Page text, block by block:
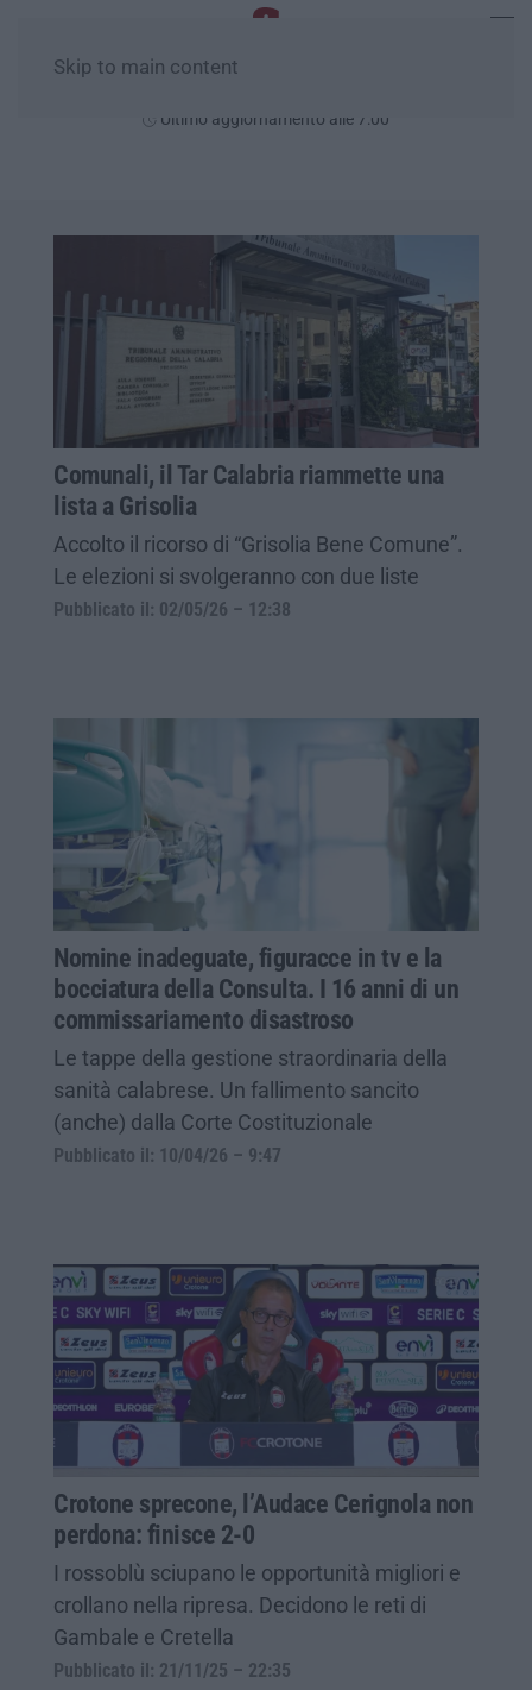
Skip to main content
Ultimo aggiornamento alle 7:00
Comunali, il Tar Calabria riammette una
lista a Grisolia
Accolto il ricorso di “Grisolia Bene Comune”.
Le elezioni si svolgeranno con due liste
Pubblicato il: 02/05/26 – 12:38
Nomine inadeguate, figuracce in tv e la
bocciatura della Consulta. I 16 anni di un
commissariamento disastroso
Le tappe della gestione straordinaria della
sanità calabrese. Un fallimento sancito
(anche) dalla Corte Costituzionale
Pubblicato il: 10/04/26 – 9:47
Crotone sprecone, l’Audace Cerignola non
perdona: finisce 2-0
I rossoblù sciupano le opportunità migliori e
crollano nella ripresa. Decidono le reti di
Gambale e Cretella
Pubblicato il: 21/11/25 – 22:35